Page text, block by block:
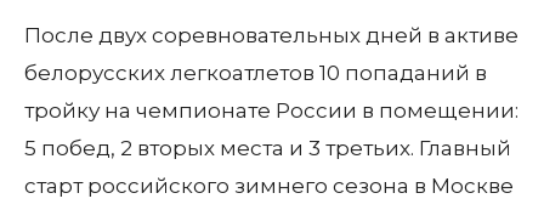
После двух соревновательных дней в активе
белорусских легкоатлетов 10 попаданий в
тройку на чемпионате России в помещении:
5 побед, 2 вторых места и 3 третьих. Главный
старт российского зимнего сезона в Москве